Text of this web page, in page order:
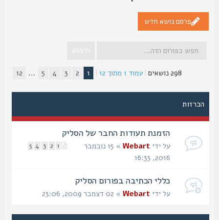
פרסם נושא חדש
|עמוד1מתוך12
|
1
5
...
12
הכרזות
הזמנת תעודות החבר של הסליק
2
3
4
5 על ידיWebart
» 15 נובמבר
כללי הכתיבה בפורום הסליק
על ידיWebart» 02 דצמבר 2009, 23:06